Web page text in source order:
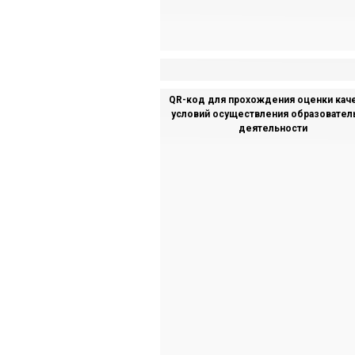
QR-код для прохождения оценки
условий осуществления
деятельности